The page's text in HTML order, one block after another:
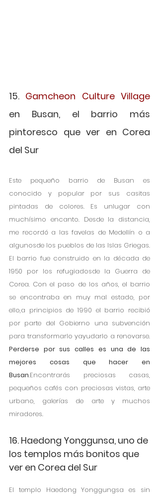
15. Gamcheon Culture Village
en Busan, el barrio más
pintoresco que ver en Corea
del Sur
Este pequeño barrio de Busan es
conocido y popular por sus casitas
pintadas de colores. Es unlugar con
muchísimo encanto. Desde la distancia,
me recordó a las favelas de Medellín o a
algunosde los pueblos de las Islas Griegas.
El barrio fue construido en la década de
1950 por los refugiadosde la Guerra de
Corea. Con el paso de los años, el barrio
se encontraba en muy mal estado, por
ello,a principios de 1990 el barrio recibió
por parte del Gobierno una subvención
Perderse por sus calles es una de las
mejores cosas que hacer en
Busan.Encontrarás preciosas casas,
pequeños cafés con preciosas vistas, arte
urbano, galerías de arte y muchos
miradores.
16. Haedong Yonggunsa, uno de
los templos más bonitos que
ver en Corea del Sur
El templo Haedong Yonggungsa es sin